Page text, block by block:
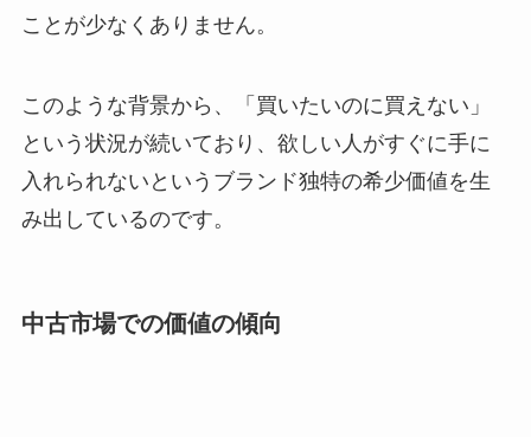
ことが少なくありません。
このような背景から、「買いたいのに買えない」
という状況が続いており、欲しい人がすぐに手に
入れられないというブランド独特の希少価値を生
み出しているのです。
中古市場での価値の傾向